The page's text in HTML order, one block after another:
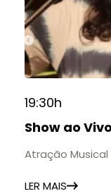
19:30h
Show ao
Atração Musical
LER MAIS